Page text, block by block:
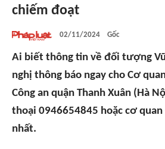
chiếm đoạt
02/11/2024 Gốc
Ai biết thông tin về đối tượng
nghị thông báo ngay cho Cơ
Công an quận Thanh Xuân (Hà
thoại 0946654845 hoặc cơ quan
nhất.